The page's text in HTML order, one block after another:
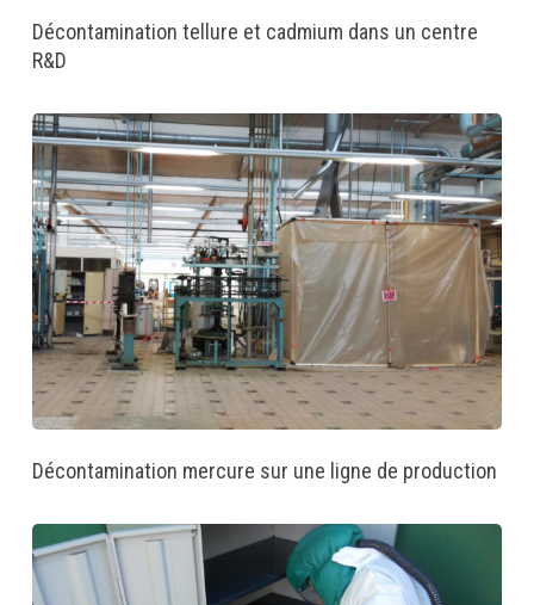
Décontamination tellure et cadmium dans un centre
R&D
Décontamination mercure sur une ligne de production